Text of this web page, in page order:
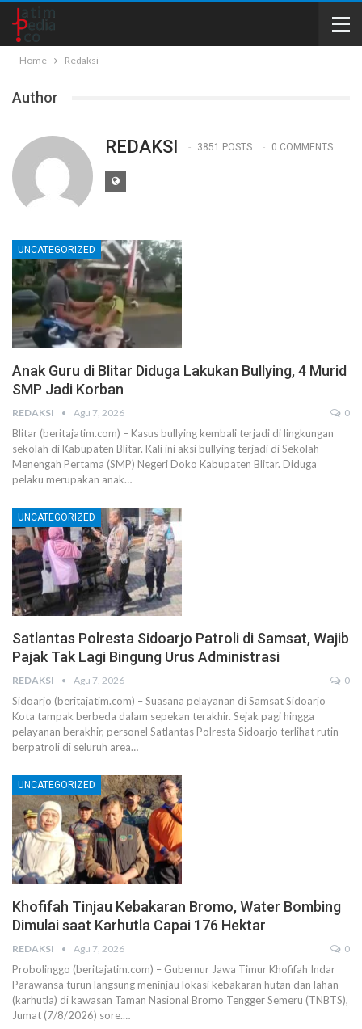
Home Redaksi
Author
REDAKSI 3851 POSTS 0 COMMENTS
UNCATEGORIZED
Anak Guru di Blitar Diduga Lakukan Bullying, 4 Murid
SMP Jadi Korban
REDAKSI Agu 7, 2026 0
Blitar (beritajatim.com) – Kasus bullying kembali terjadi di lingkungan
sekolah di Kabupaten Blitar. Kali ini aksi bullying terjadi di Sekolah
Menengah Pertama (SMP) Negeri Doko Kabupaten Blitar. Diduga
pelaku merupakan anak…
UNCATEGORIZED
Satlantas Polresta Sidoarjo Patroli di Samsat, Wajib
Pajak Tak Lagi Bingung Urus Administrasi
REDAKSI Agu 7, 2026 0
Sidoarjo (beritajatim.com) – Suasana pelayanan di Samsat Sidoarjo
Kota tampak berbeda dalam sepekan terakhir. Sejak pagi hingga
pelayanan berakhir, personel Satlantas Polresta Sidoarjo terlihat rutin
berpatroli di seluruh area…
UNCATEGORIZED
Khofifah Tinjau Kebakaran Bromo, Water Bombing
Dimulai saat Karhutla Capai 176 Hektar
REDAKSI Agu 7, 2026 0
Probolinggo (beritajatim.com) – Gubernur Jawa Timur Khofifah Indar
Parawansa turun langsung meninjau lokasi kebakaran hutan dan lahan
(karhutla) di kawasan Taman Nasional Bromo Tengger Semeru (TNBTS),
Jumat (7/8/2026) sore.…